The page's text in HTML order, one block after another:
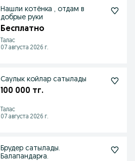
Нашли котёнка , отдам в
добрые руки
Бесплатно
Талас
07 августа 2026 г.
Саулык койлар сатылады
100 000 тг.
Талас
07 августа 2026 г.
Брудер сатылады.
Балапандарға.